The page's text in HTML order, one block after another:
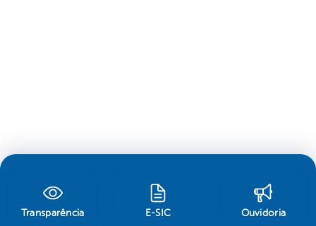
Transparência E-SIC Ouvidoria